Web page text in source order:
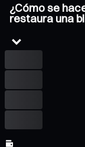
¿Cómo se
restaura una